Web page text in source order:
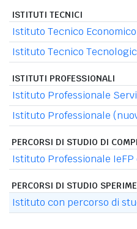
ISTITUTI TECNICI
Istituto Tecnico Economico
Istituto Tecnico
ISTITUTI PROFESSIONALI
Istituto Professionale
Istituto Professionale
PERCORSI DI STUDIO DI
Istituto Professionale
PERCORSI DI STUDIO
Istituto con percorso di